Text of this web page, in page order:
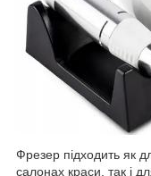
Фрезер підходить як
салонах краси, так і